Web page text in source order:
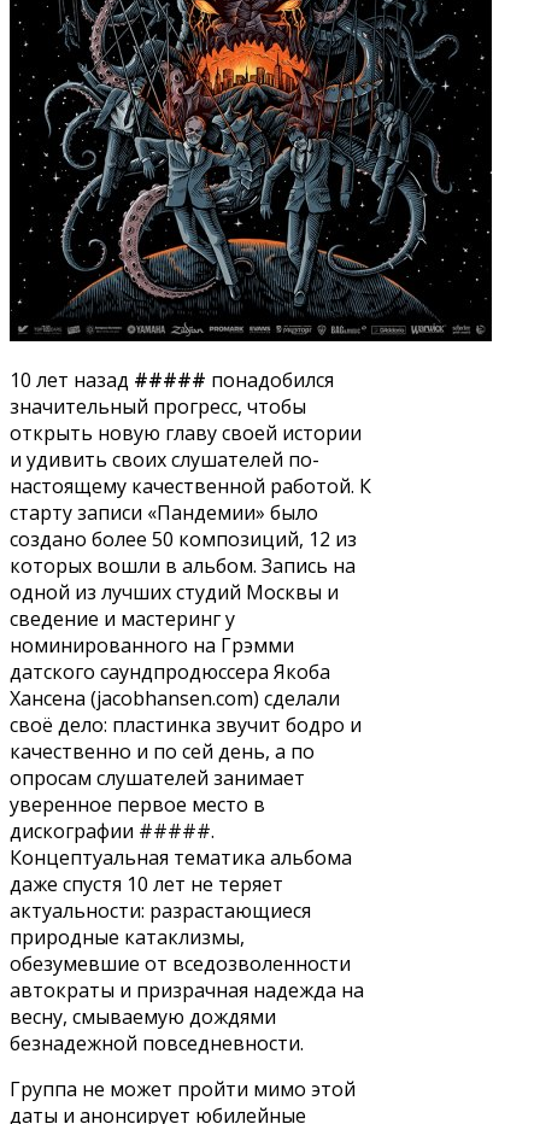
10 лет назад ##### понадобился
значительный прогресс, чтобы
открыть новую главу своей истории
и удивить своих слушателей по-
настоящему качественной работой. К
старту записи «Пандемии» было
создано более 50 композиций, 12 из
которых вошли в альбом. Запись на
одной из лучших студий Москвы и
сведение и мастеринг у
номинированного на Грэмми
датского саундпродюссера Якоба
Хансена (jacobhansen.com) сделали
своё дело: пластинка звучит бодро и
качественно и по сей день, а по
опросам слушателей занимает
уверенное первое место в
дискографии #####.
Концептуальная тематика альбома
даже спустя 10 лет не теряет
актуальности: разрастающиеся
природные катаклизмы,
обезумевшие от вседозволенности
автократы и призрачная надежда на
весну, смываемую дождями
безнадежной повседневности.
Группа не может пройти мимо этой
даты и анонсирует юбилейные